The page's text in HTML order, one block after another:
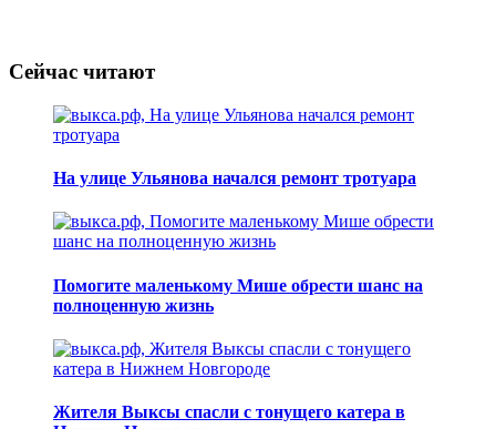
Сейчас читают
На улице Ульянова начался ремонт тротуара
Помогите маленькому Мише обрести шанс на
полноценную жизнь
Жителя Выксы спасли с тонущего катера в